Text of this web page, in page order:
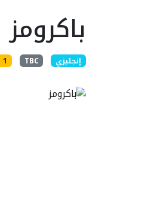
باكرومز
إنجليزي TBC 1 ساعة 50 دقيقة